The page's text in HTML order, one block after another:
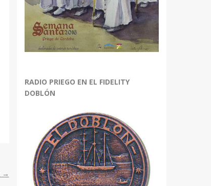
→
RADIO PRIEGO EN EL FIDELITY
DOBLÓN